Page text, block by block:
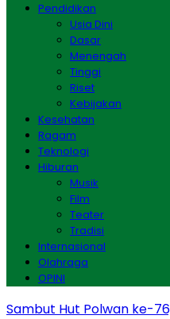
Pendidikan
Usia Dini
Dasar
Menengah
Tinggi
Riset
Kebijakan
Kesehatan
Ragam
Teknologi
Hiburan
Musik
Film
Teater
Tradisi
Internasional
Olahraga
OPINI
Sambut Hut Polwan ke-